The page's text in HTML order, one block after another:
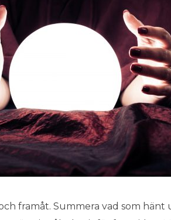
framåt. Summera vad som hänt